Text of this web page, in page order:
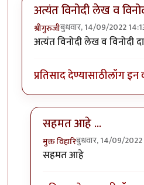
अत्यंत विनोदी लेख व
श्रीगुरुजीबुधवार, 14/09/2022
अत्यंत विनोदी लेख व विनोदी
प्रतिसाद देण्यासाठीलॉग इन
सहमत आहे ...
मुक्त विहारिबुधवार, 14/09/2022
In reply to
सहमत आहे